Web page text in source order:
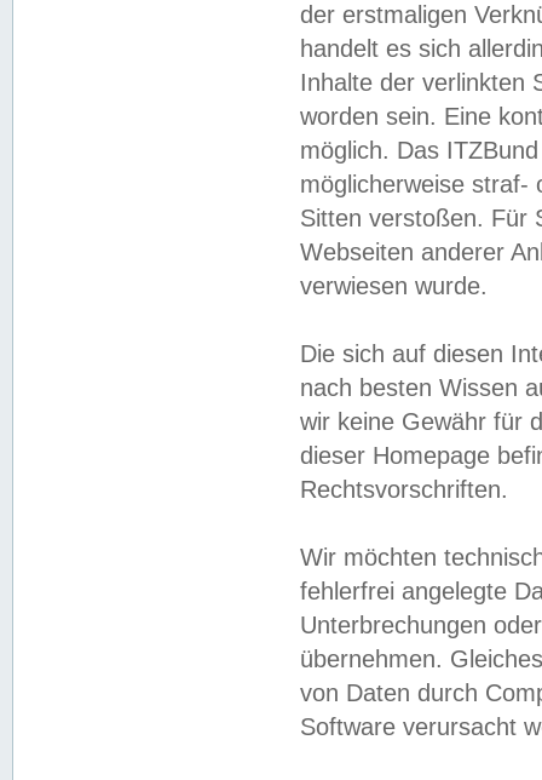
der erstmaligen
handelt es sich
Inhalte der verlinkten
worden sein. Eine
möglich. Das
möglicherweise straf-
Sitten verstoßen. Für
Webseiten anderer
verwiesen wurde.
Die sich auf diesen
nach besten Wissen
wir keine Gewähr für
dieser Homepage
Rechtsvorschriften.
Wir möchten
fehlerfrei angelegte
Unterbrechungen
übernehmen.
von Daten durch
Software verursacht